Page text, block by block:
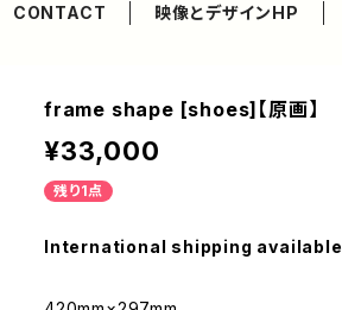
CONTACT 映像とデザインHP
frame shape [shoes]【原画】
¥33,000
残り1点
International shipping available